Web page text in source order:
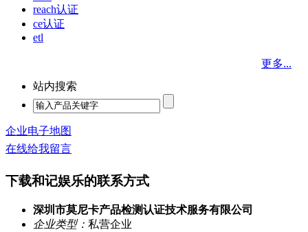
reach认证
ce认证
etl
更多...
站内搜索
企业电子地图
在线给我留言
下载和记娱乐的联系方式
深圳市莫尼卡产品检测认证技术服务有限公司
企业类型： 私营企业